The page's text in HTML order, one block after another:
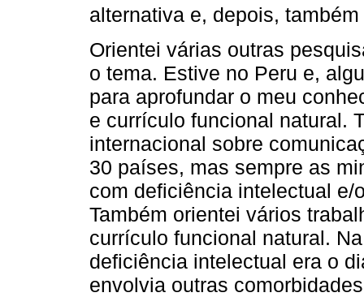
alternativa e, depois,
Orientei várias outras
o tema. Estive no Peru e,
para aprofundar o meu
e currículo funcional natural.
internacional sobre
30 países, mas sempre as
com deficiência intelectual
Também orientei vários
currículo funcional natural.
deficiência intelectual era o
envolvia outras